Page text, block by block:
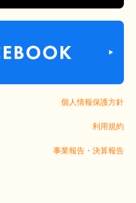
個人情報保護方針
利用規約
事業報告・決算報告